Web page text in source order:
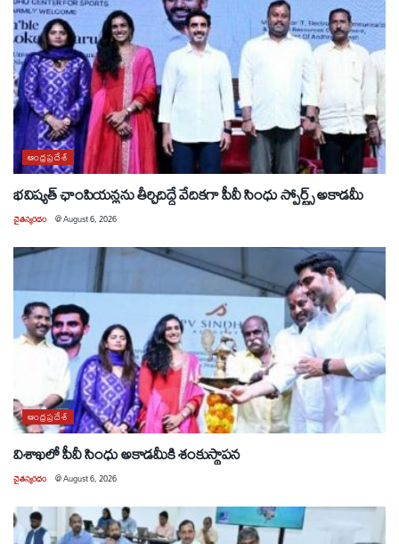
ఆంధ్రప్రదేశ్
భవిష్యత్ ఛాంపియన్లను తీర్చిదిద్దే వేదికగా పీవీ సింధు స్పోర్ట్స్ అకాడమీ
చైతన్యరధం @August 6, 2026
ఆంధ్రప్రదేశ్
విశాఖలో పీవీ సింధు అకాడమీకి శంకుస్థాపన
చైతన్యరధం @August 6, 2026